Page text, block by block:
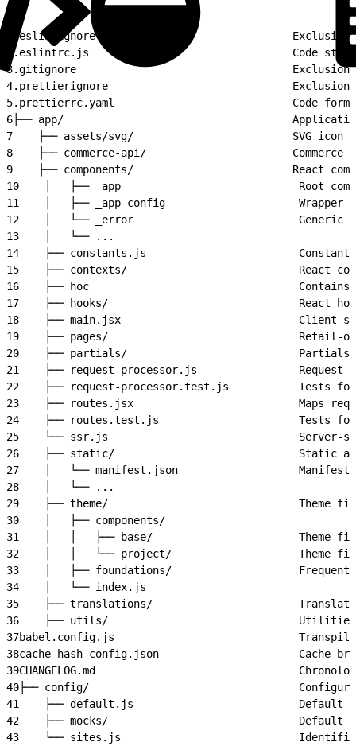
.eslintignore                               Exclusion
.eslintrc.js                                Code style
3.gitignore                                  Exclusion
4.prettierignore                             Exclusion
5.prettierrc.yaml                            Code
6 ├── app/                                    Application
7
├── assets/svg/                         SVG icon
8
├── commerce-api/                       Commerce
9
├── components/                         React
10
│   ├── _app                            Root
11
│   ├── _app-config                     Wrapper
12
│   └── _error                          Generic
13
    │   └── ...
14
├── constants.js
15
├── contexts/                           React
16
├── hoc                                 Contains
17
├── hooks/                              React
18
├── main.jsx                            Client-
19
├── pages/                              Retail-
20
├── partials/                           Partials
21
├── request-processor.js                Request
22
├── request-processor.test.js           Tests
23
├── routes.jsx                          Maps
24
├── routes.test.js                      Tests
25
└── ssr.js                              Server-
26
├── static/                             Static
27
│   └── manifest.json
28
    │   └── ...
29
├── theme/                              Theme
30
    │   ├── components/
31
│   │   ├── base/                       Theme
32
│   │   └── project/                    Theme
33
│   ├── foundations/
34
    │   └── index.js
35
├── translations/
36
├── utils/
37babel.config.js
38cache-hash-config.json                      Cache
39CHANGELOG.md
40 ├── config/
41
├── default.js                          Default
42
├── mocks/                              Default
43
└── sites.js